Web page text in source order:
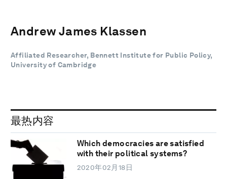
Andrew James Klassen
Affiliated Researcher, Bennett Institute for Public Policy,
University of Cambridge
最热内容
Which democracies are satisfied
with their political systems?
2020年02月18日